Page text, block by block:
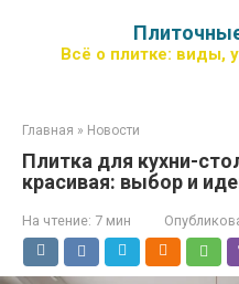
контентуВсё о плитке: виды,
Главная » Новости
Плитка для кухни-
красивая: выбор и
На чтение: 7 мин